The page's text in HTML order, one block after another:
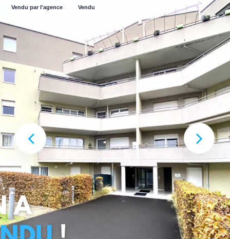
Vendu par l'agence Vendu